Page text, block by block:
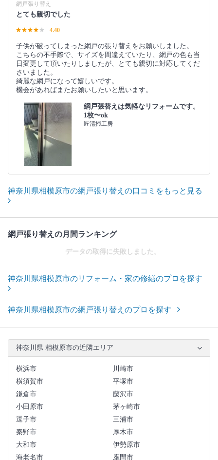
網戸張り替え
とても親切でした
4.40
子供が破ってしまった網戸の張り替えをお願いしました。
こちらの不手際で、サイズを間違えていたり、網戸の色も当
日変更して頂いたりしましたが、とても親切に対応してくだ
さいました。
綺麗な網戸になって嬉しいです。
機会があればまたお願いしたいと思います。
網戸張替えは気軽なリフォームです。
1枚〜ok
匠清掃工房
神奈川県相模原市の網戸張り替えの口コミをもっと見る
網戸張り替えの月間ランキング
データの取得に失敗しました。
神奈川県相模原市のリフォーム・家の修繕のプロを探す
神奈川県相模原市の網戸張り替えのプロを探す
神奈川県 相模原市の近隣エリア
横浜市
川崎市
横須賀市
平塚市
鎌倉市
藤沢市
小田原市
茅ヶ崎市
逗子市
三浦市
秦野市
厚木市
大和市
伊勢原市
海老名市
座間市